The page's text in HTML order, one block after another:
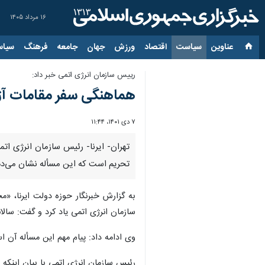
۱۶ مرداد ۱۴۰۵
عناوین‌ سیاست اقتصاد ورزش جهان جامعه فرهنگ
رییس سازمان انرژی اتمی خبر داد:
هماهنگی سفر مقامات
۷ دی ۱۴۰۱، ۱۱:۴۴